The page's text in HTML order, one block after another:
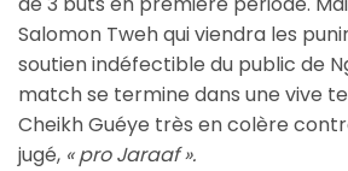
Salomon Tweh qui viendra les
soutien indéfectible du public de
match se termine dans une vive
Cheikh Guéye très en colère
jugé, « pro Jaraaf ».